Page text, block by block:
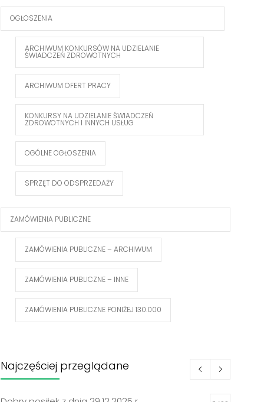
OGŁOSZENIA
ARCHIWUM KONKURSÓW NA UDZIELANIE
ŚWIADCZEŃ ZDROWOTNYCH
ARCHIWUM OFERT PRACY
KONKURSY NA UDZIELANIE ŚWIADCZEŃ
ZDROWOTNYCH I INNYCH USŁUG
OGÓLNE OGŁOSZENIA
SPRZĘT DO ODSPRZEDAŻY
ZAMÓWIENIA PUBLICZNE
ZAMÓWIENIA PUBLICZNE – ARCHIWUM
ZAMÓWIENIA PUBLICZNE – INNE
ZAMÓWIENIA PUBLICZNE PONIŻEJ 130.000
Najczęściej przeglądane